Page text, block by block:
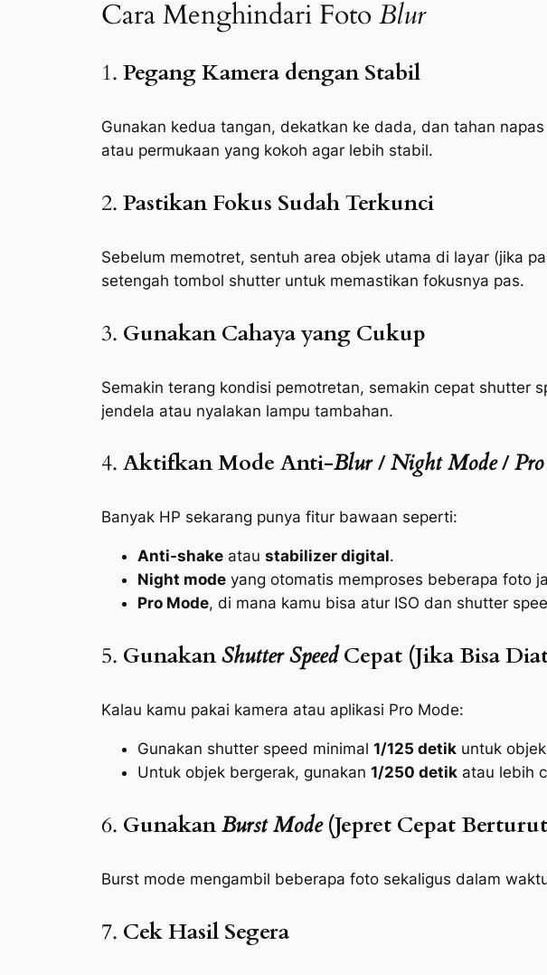
Cara Menghindari Foto Blur
1. Pegang Kamera dengan Stabil
Gunakan kedua tangan, dekatkan ke dada, dan tahan
atau permukaan yang kokoh agar lebih stabil.
2. Pastikan Fokus Sudah Terkunci
Sebelum memotret, sentuh area objek utama di layar (jika
setengah tombol shutter untuk memastikan fokusnya pas.
3. Gunakan Cahaya yang Cukup
Semakin terang kondisi pemotretan, semakin cepat shutter
jendela atau nyalakan lampu tambahan.
4. Aktifkan Mode Anti-Blur/Night Mode/
Banyak HP sekarang punya fitur bawaan seperti:
Anti-shake atau stabilizer digital.
Night mode yang otomatis memproses beberapa foto
Pro Mode, di mana kamu bisa atur ISO dan shutter
5. GunakanShutter SpeedCepat (Jika Bisa
Kalau kamu pakai kamera atau aplikasi Pro Mode:
Gunakan shutter speed minimal 1/125 detik untuk
Untuk objek bergerak, gunakan 1/250 detik atau lebih
6. GunakanBurst Mode(Jepret Cepat
Burst mode mengambil beberapa foto sekaligus dalam
7. Cek Hasil Segera